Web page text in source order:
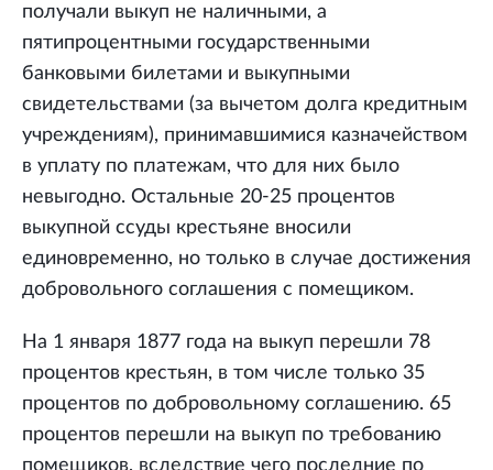
получали выкуп не наличными, а
пятипроцентными государственными
банковыми билетами и выкупными
свидетельствами (за вычетом долга кредитным
учреждениям), принимавшимися казначейством
в уплату по платежам, что для них было
невыгодно. Остальные 20-25 процентов
выкупной ссуды крестьяне вносили
единовременно, но только в случае достижения
добровольного соглашения с помещиком.
На 1 января 1877 года на выкуп перешли 78
процентов крестьян, в том числе только 35
процентов по добровольному соглашению. 65
процентов перешли на выкуп по требованию
помещиков, вследствие чего последние по